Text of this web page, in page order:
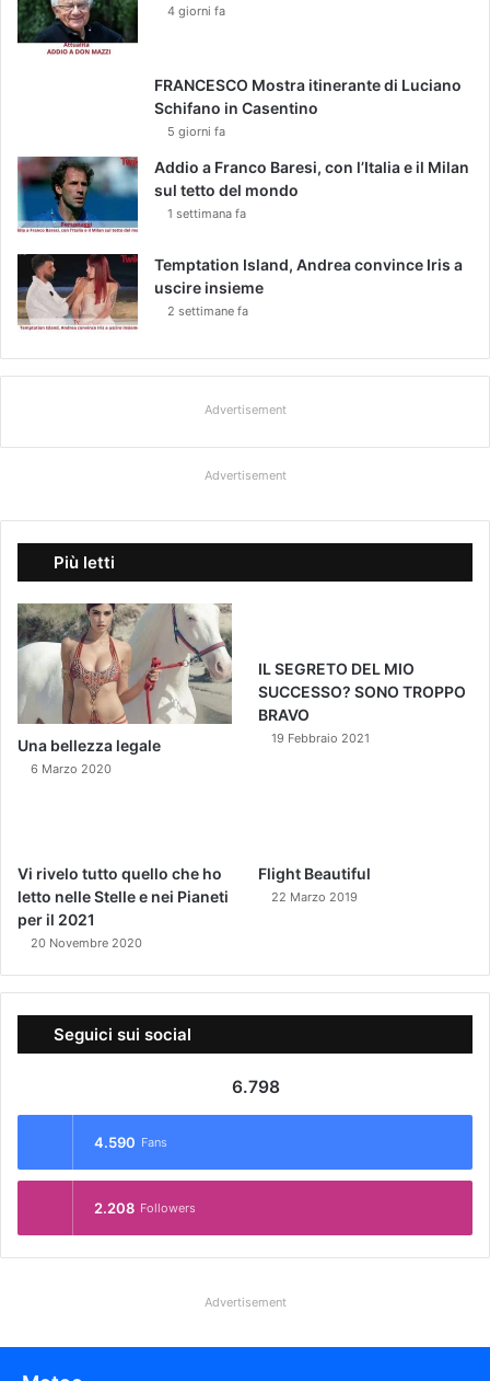
4 giorni fa
FRANCESCO Mostra itinerante di Luciano
Schifano in Casentino
5 giorni fa
Addio a Franco Baresi, con l’Italia e il Milan
sul tetto del mondo
1 settimana fa
Temptation Island, Andrea convince Iris a
uscire insieme
2 settimane fa
Advertisement
Advertisement
Più letti
Una bellezza legale
6 Marzo 2020
IL SEGRETO DEL MIO
SUCCESSO? SONO TROPPO
BRAVO
19 Febbraio 2021
Vi rivelo tutto quello che ho
letto nelle Stelle e nei Pianeti
per il 2021
20 Novembre 2020
Flight Beautiful
22 Marzo 2019
Seguici sui social
6.798
4.590 Fans
2.208 Followers
Advertisement